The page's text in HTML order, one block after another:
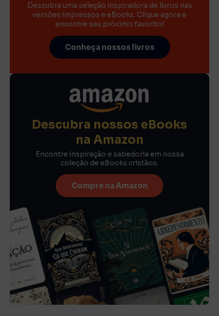
Descubra uma seleção inspiradora de livros nas
versões impressos e eBooks. Clique agora e
encontre seu próximo favorito!
Conheça nossos livros
Descubra nossos eBooks
na Amazon
Encontre inspiração e sabedoria em nossa
coleção de eBooks cristãos.
Compre na Amazon